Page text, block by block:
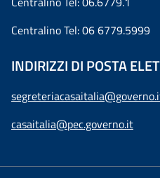
Centralino Tel: 06 6779.5999
INDIRIZZI DI POSTA
casaitalia@pec.governo.it